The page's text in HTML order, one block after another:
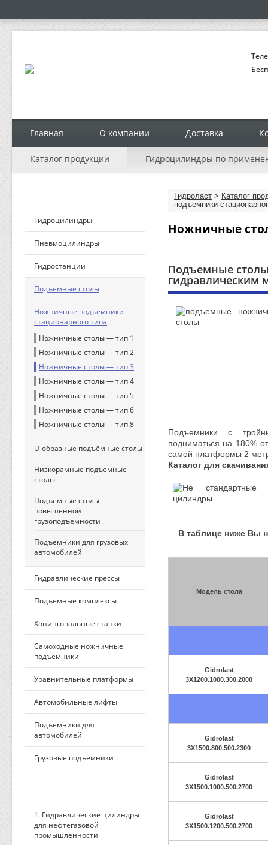
Главная О компании Доставка
Каталог продукции Гидроцилиндры по
Гидроласт > Каталог
подъемники
Ножничные
Подъемные
гидравлическим
Подъемники с
подниматься на 180%
самой платформы 2
Каталог для
В таблице ниже Вы
Модель стола
Gidrolast
3X1200.1000.300.2000
Gidrolast
3X1500.800.500.2300
Gidrolast
3X1500.1000.500.2700
Gidrolast
3X1500.1200.500.2700
Гидроцилиндры
Пневмоцилиндры
Гидростанции
Подъемные столы
Ножничные подъемники
стационарного типа
Ножничные столы — тип 1
Ножничные столы — тип 2
Ножничные столы — тип 3
Ножничные столы — тип 4
Ножничные столы — тип 5
Ножничные столы — тип 6
Ножничные столы — тип 8
U-образные подъёмные столы
Низкорамные подъемные
столы
Подъемные столы
повышенной
грузоподъемности
Подъемники для грузовых
автомобилей
Гидравлические прессы
Подъемные комплексы
Хонинговальные станки
Самоходные ножничные
подъёмники
Уравнительные платформы
Автомобильные лифты
Подъемники для
автомобилей
Грузовые подъёмники
1. Гидравлические цилиндры
для нефтегазовой
промышленности